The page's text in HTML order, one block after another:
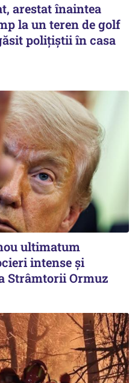
arestat înaintea
la un teren de golf
polițiștii în casa
ultimatum
intense și
Strâmtorii Ormuz